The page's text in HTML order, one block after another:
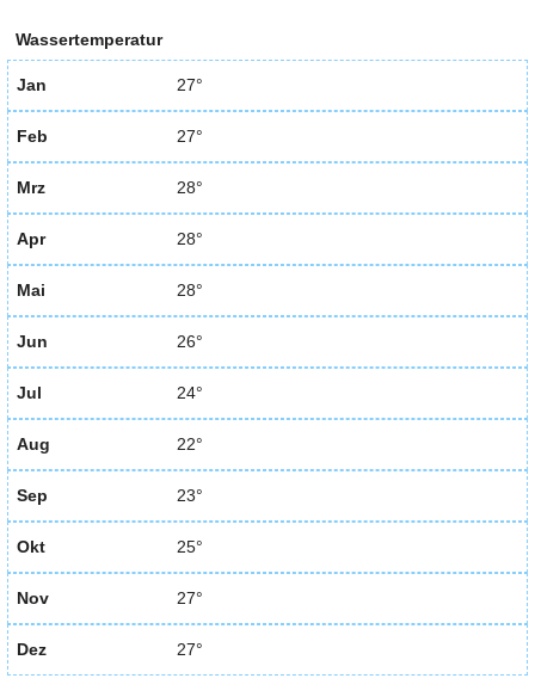
Wassertemperatur
Jan 27°
Feb 27°
Mrz 28°
Apr 28°
Mai 28°
Jun 26°
Jul 24°
Aug 22°
Sep 23°
Okt 25°
Nov 27°
Dez 27°